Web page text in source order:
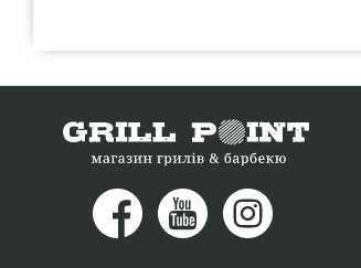
Гриль Поінт. Погляньте і купіть
Напишіть нашим експертам по